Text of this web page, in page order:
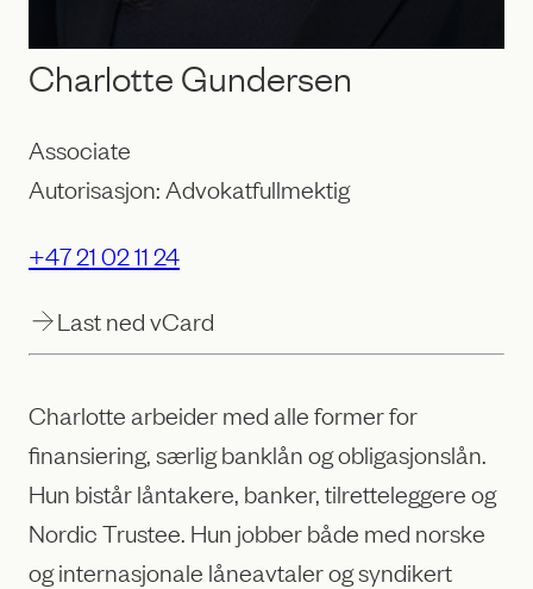
Charlotte Gundersen
Associate
Autorisasjon: Advokatfullmektig
+47 21 02 11 24
Last ned vCard
Charlotte arbeider med alle former for
finansiering, særlig banklån og obligasjonslån.
Hun bistår låntakere, banker, tilretteleggere og
Nordic Trustee. Hun jobber både med norske
og internasjonale låneavtaler og syndikert